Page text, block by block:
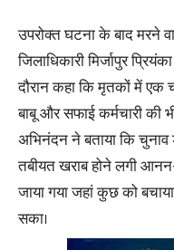
उपरोक्त घटना के बाद मरने
जिलाधिकारी मिर्जापुर
दौरान कहा कि मृतकों में एक
बाबू और सफाई कर्मचारी की
अभिनंदन ने बताया कि चुनाव
तबीयत खराब होने लगी
जाया गया जहां कुछ को
सका।